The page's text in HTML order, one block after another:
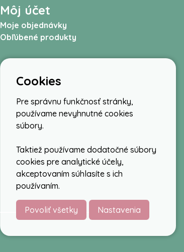
Môj účet
Moje objednávky
Obľúbené produkty
Cookies
Pre správnu funkčnosť stránky,
používame nevyhnutné cookies
súbory.
Taktiež používame dodatočné súbory
cookies pre analytické účely,
akceptovaním súhlasíte s ich
používaním.
Povoliť všetky Nastavenia